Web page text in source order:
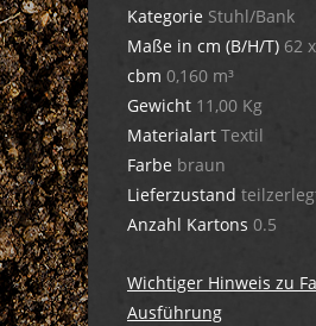
Kategorie Stuhl/Bank
Maße in cm (B/H/T) 62
cbm 0,160 m³
Gewicht 11,00 Kg
Materialart Textil
Farbe braun
Lieferzustand
Anzahl Kartons 0.5
Wichtiger Hinweis zu
Ausführung